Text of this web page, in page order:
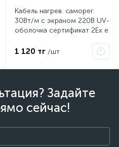
Кабель нагрев. саморег.
30Вт/м с экраном 220В UV-
оболочка сертификат 2Ex e
PHC-30
1 120 тг /шт
Задайте
сейчас!